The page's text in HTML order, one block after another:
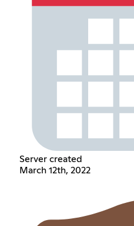
Server created
March 12th, 2022